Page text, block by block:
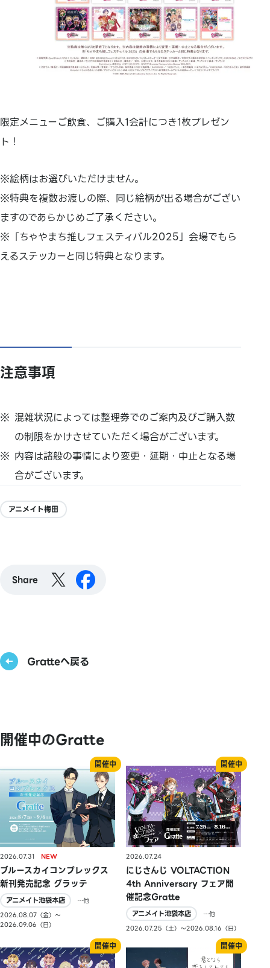
限定メニューご飲食、ご購入1会計につき1枚プレゼン
ト！
※絵柄はお選びいただけません。
※特典を複数お渡しの際、同じ絵柄が出る場合がござい
ますのであらかじめご了承ください。
※「ちゃやまち推しフェスティバル2025」会場でもら
えるステッカーと同じ特典となります。
注意事項
混雑状況によっては整理券でのご案内及びご購入数
の制限をかけさせていただく場合がございます。
内容は諸般の事情により変更・延期・中止となる場
合がございます。
アニメイト梅田
Share
Gratteへ戻る
開催中のGratte
2026.07.31
ブルースカイコンプレックス
新刊発売記念 グラッテ
アニメイト池袋本店
…他
2026.08.07（金）〜
2026.09.06（日）
2026.07.24
にじさんじ VOLTACTION
4th Anniversary フェア開
催記念Gratte
アニメイト池袋本店
…他
2026.07.25（土）〜2026.08.16（日）